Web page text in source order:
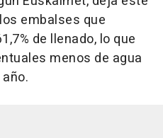
embalses que
de llenado, lo que
menos de agua